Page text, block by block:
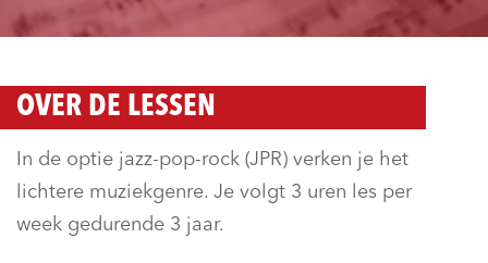
OVER DE LESSEN
In de optie jazz-pop-rock (JPR) verken je het
lichtere muziekgenre. Je volgt 3 uren les per
week gedurende 3 jaar.